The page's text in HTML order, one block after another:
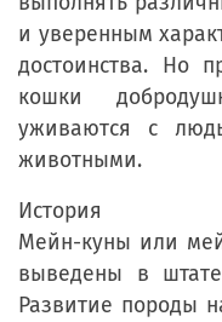
и уверенным
достоинства. Но
кошки
уживаются с
животными.
История
Мейн-куны или
выведены в
Развитие породы